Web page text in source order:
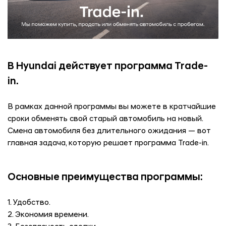
В Hyundai действует программа Trade-
in.
В рамках данной программы вы можете в кратчайшие
сроки обменять свой старый автомобиль на новый.
Смена автомобиля без длительного ожидания — вот
главная задача, которую решает программа Trade-in.
Основные преимущества программы:
1. Удобство.
2. Экономия времени.